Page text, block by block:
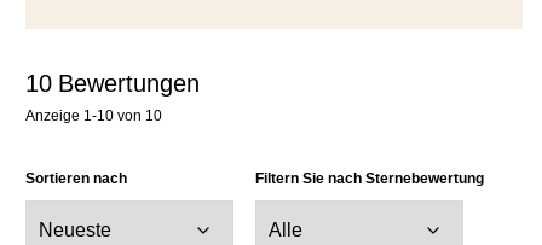
10 Bewertungen
Anzeige 1-10 von 10
Sortieren nach Filtern Sie nach Sternebewertung